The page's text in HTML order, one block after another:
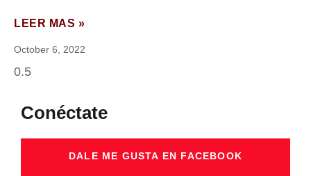
LEER MAS »
October 6, 2022
Conéctate
DALE ME GUSTA EN FACEBOOK